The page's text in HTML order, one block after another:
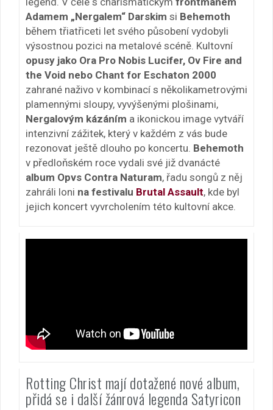
Adamem „Nergalem“ Darskim si Behemoth
během třiatřiceti let svého působení vydobyli
výsostnou pozici na metalové scéně. Kultovní
opusy jako Ora Pro Nobis Lucifer, Ov Fire and
the Void nebo Chant for Eschaton 2000
zahrané naživo v kombinací s několikametrovými
plamennými sloupy, vyvýšenými plošinami,
Nergalovým kázáním a ikonickou image vytváří
intenzivní zážitek, který v každém z vás bude
rezonovat ještě dlouho po koncertu. Behemoth
v předloňském roce vydali své již dvanácté
album Opvs Contra Naturam, řadu songů z něj
zahráli loni na festivalu Brutal Assault, kde byl
jejich koncert vyvrcholením této kultovní akce.
Rotting Christ mají dotažené nové album,
přidá se i další žánrová legenda Satyricon